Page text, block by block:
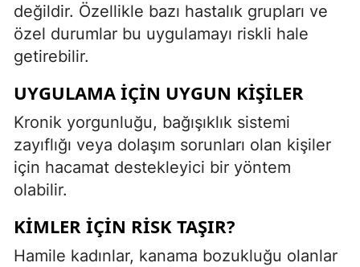
değildir. Özellikle bazı hastalık grupları ve
özel durumlar bu uygulamayı riskli hale
getirebilir.
UYGULAMA İÇIN UYGUN KIŞILER
Kronik yorgunluğu, bağışıklık sistemi
zayıflığı veya dolaşım sorunları olan kişiler
için hacamat destekleyici bir yöntem
olabilir.
KIMLER İÇIN RISK TAŞIR?
Hamile kadınlar, kanama bozukluğu olanlar